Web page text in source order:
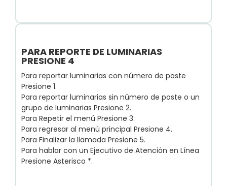
PARA REPORTE DE LUMINARIAS
PRESIONE 4
Para reportar luminarias con número de poste
Presione 1.
Para reportar luminarias sin número de poste o un
grupo de luminarias Presione 2.
Para Repetir el menú Presione 3.
Para regresar al menú principal Presione 4.
Para Finalizar la llamada Presione 5.
Para hablar con un Ejecutivo de Atención en Línea
Presione Asterisco *.